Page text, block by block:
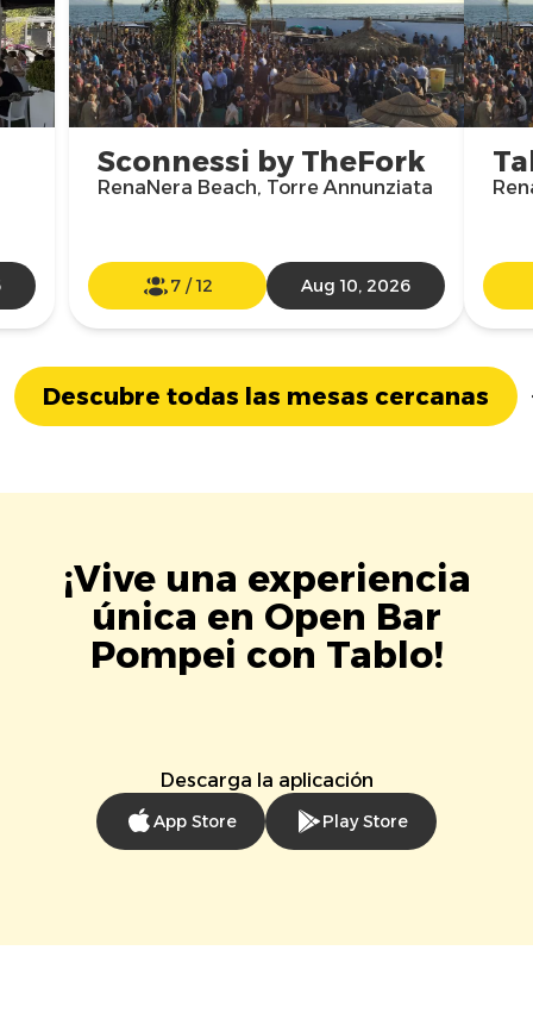
Sconnessi by TheFork
RenaNera Beach, Torre Annunziata
7 /12 Aug 10, 2026
Descubre todas las mesas cercanas
¡Vive una experiencia
única en Open Bar
Pompei con Tablo!
Descarga la aplicación
App Store Play Store